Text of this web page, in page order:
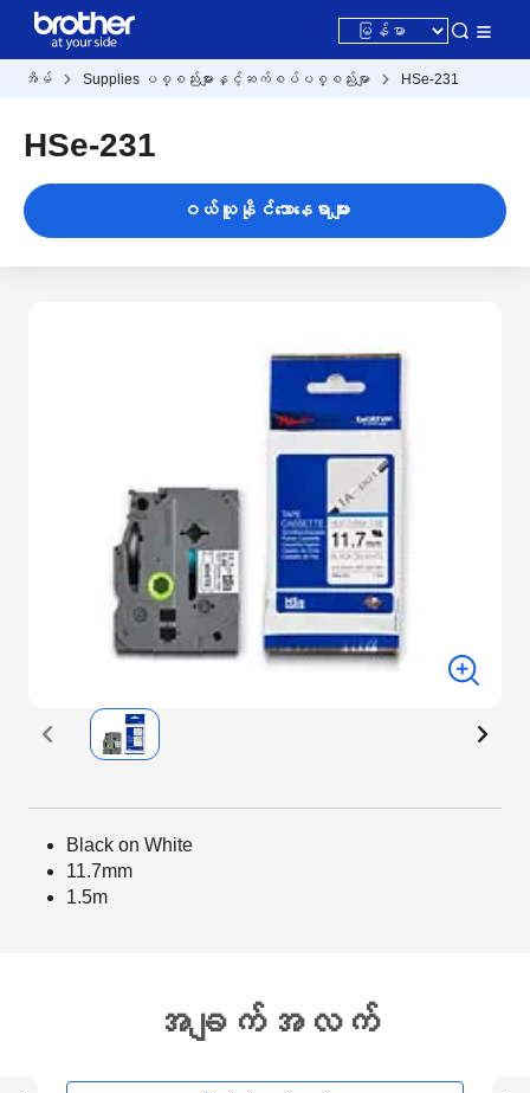
အိမ် Supplies ပစ္စည်းများနှင့်ဆက်စပ်ပစ္စည်းမျာ HSe-231
HSe-231
ဝယ်ယူနိုင်သောနေရာများ
Black on White
11.7mm
1.5m
အချက်အလက်